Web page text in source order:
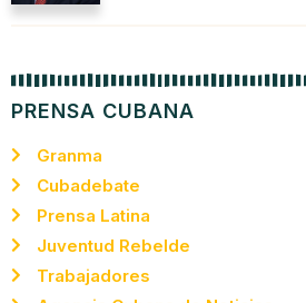
PRENSA CUBANA
Granma
Cubadebate
Prensa Latina
Juventud Rebelde
Trabajadores